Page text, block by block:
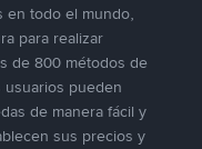
en todo el mundo,
para realizar
de 800 métodos de
usuarios pueden
de manera fácil y
sus precios y